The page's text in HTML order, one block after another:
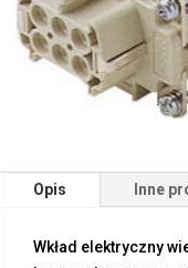
Opis Inne
Wkład elektryczny